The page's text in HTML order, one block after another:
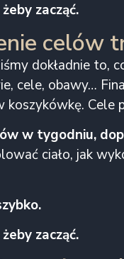
żeby zacząć.
celów
dokładnie to,
cele, obawy…
koszykówkę. Cele
w tygodniu,
ciało, jak
żeby zacząć.